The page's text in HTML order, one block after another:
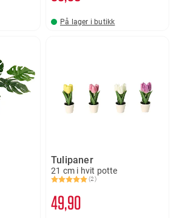
På lager i butikk
Tulipaner
21 cm i hvit potte
Karakter:
(2)
5.0 av 5 mulige
49 90